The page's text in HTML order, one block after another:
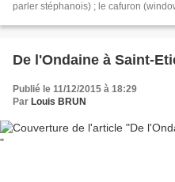
parler stéphanois) ; le cafuron (window in english !) est une lucarne ou un
De l'Ondaine à Saint-
Publié le 11/12/2015 à 18:29
Par Louis BRUN